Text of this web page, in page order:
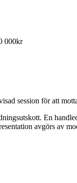
000kr
session för att
En
avgörs av